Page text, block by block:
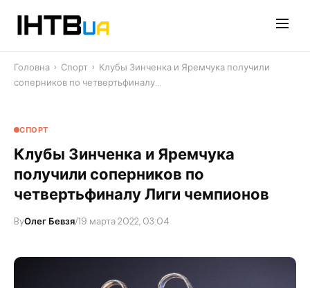
Головна › Спорт › Клубы Зинченка и Яремчука получили
соперников по четвертьфиналу…
СПОРТ
Клубы Зинченка и Яремчука
получили соперников по
четвертьфиналу Лиги чемпионов
ByОлег Бевзя/19 марта 2022, 03:04